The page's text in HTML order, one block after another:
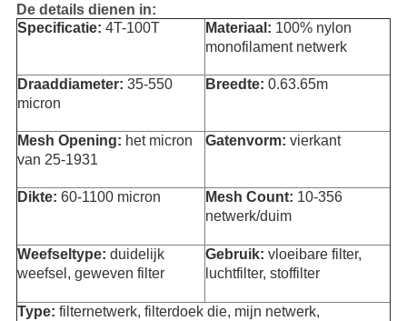
De details dienen in:
Specificatie: 4T-100T Materiaal: 100% nylon
monofilament netwerk
Draaddiameter: 35-550
micron
Breedte: 0.63.65m
Mesh Opening: het micron
van 25-1931
Gatenvorm: vierkant
Dikte: 60-1100 micron Mesh Count: 10-356
netwerk/duim
Weefseltype: duidelijk
weefsel, geweven filter
Gebruik: vloeibare filter,
luchtfilter, stoffilter
Type: filternetwerk, filterdoek die, mijn netwerk,